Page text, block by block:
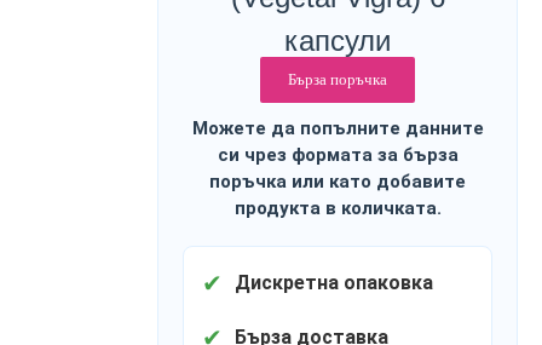
капсули
Бърза поръчка
Можете да попълните данните
си чрез формата за бърза
поръчка или като добавите
продукта в количката.
✔ Дискретна опаковка
✔ Бърза доставка